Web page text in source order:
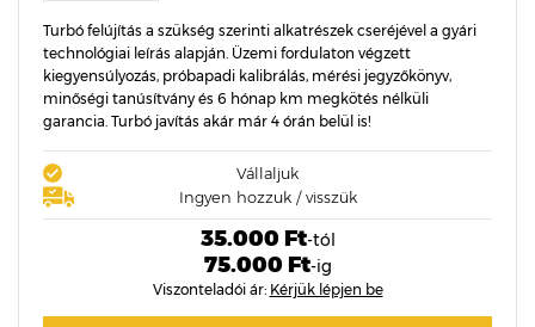
Turbó felújítás a szükség szerinti alkatrészek cseréjével a gyári
technológiai leírás alapján. Üzemi fordulaton végzett
kiegyensúlyozás, próbapadi kalibrálás, mérési jegyzőkönyv,
minőségi tanúsítvány és 6 hónap km megkötés nélküli
garancia. Turbó javítás akár már 4 órán belül is!
Vállaljuk
Ingyen hozzuk / visszük
35.000 Ft-tól
75.000 Ft-ig
Viszonteladói ár: Kérjük lépjen be